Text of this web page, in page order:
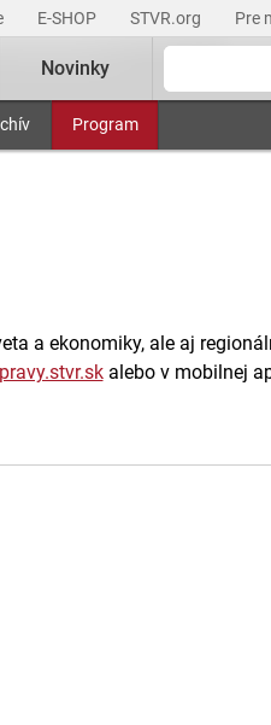
E-SHOP STVR.org Pre
Program
Novinky
a ekonomiky, ale aj
alebo v mobilnej